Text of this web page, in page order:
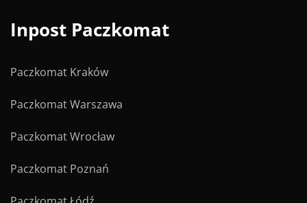
Inpost Paczkomat
Paczkomat Kraków
Paczkomat Warszawa
Paczkomat Wrocław
Paczkomat Poznań